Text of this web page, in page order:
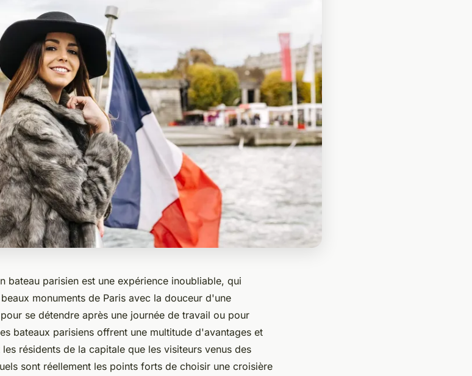
bateau parisien est une expérience inoubliable, qui
monuments de Paris avec la douceur d'une
se détendre après une journée de travail ou pour
bateaux parisiens offrent une multitude d'avantages et
résidents de la capitale que les visiteurs venus des
sont réellement les points forts de choisir une croisière